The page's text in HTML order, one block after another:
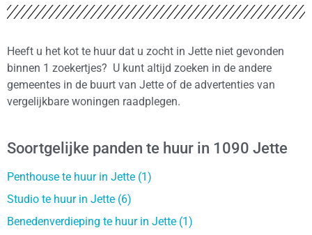
Heeft u het kot te huur dat u zocht in Jette niet gevonden
binnen 1 zoekertjes? U kunt altijd zoeken in de andere
gemeentes in de buurt van Jette of de advertenties van
vergelijkbare woningen raadplegen.
Soortgelijke panden te huur in 1090 Jette
Penthouse te huur in Jette (1)
Studio te huur in Jette (6)
Benedenverdieping te huur in Jette (1)